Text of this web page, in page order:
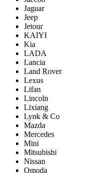
Jaguar
Jeep
Jetour
KAIYI
Kia
LADA
Lancia
Land Rover
Lexus
Lifan
Lincoln
Lixiang
Lynk & Co
Mazda
Mercedes
Mini
Mitsubishi
Nissan
Omoda